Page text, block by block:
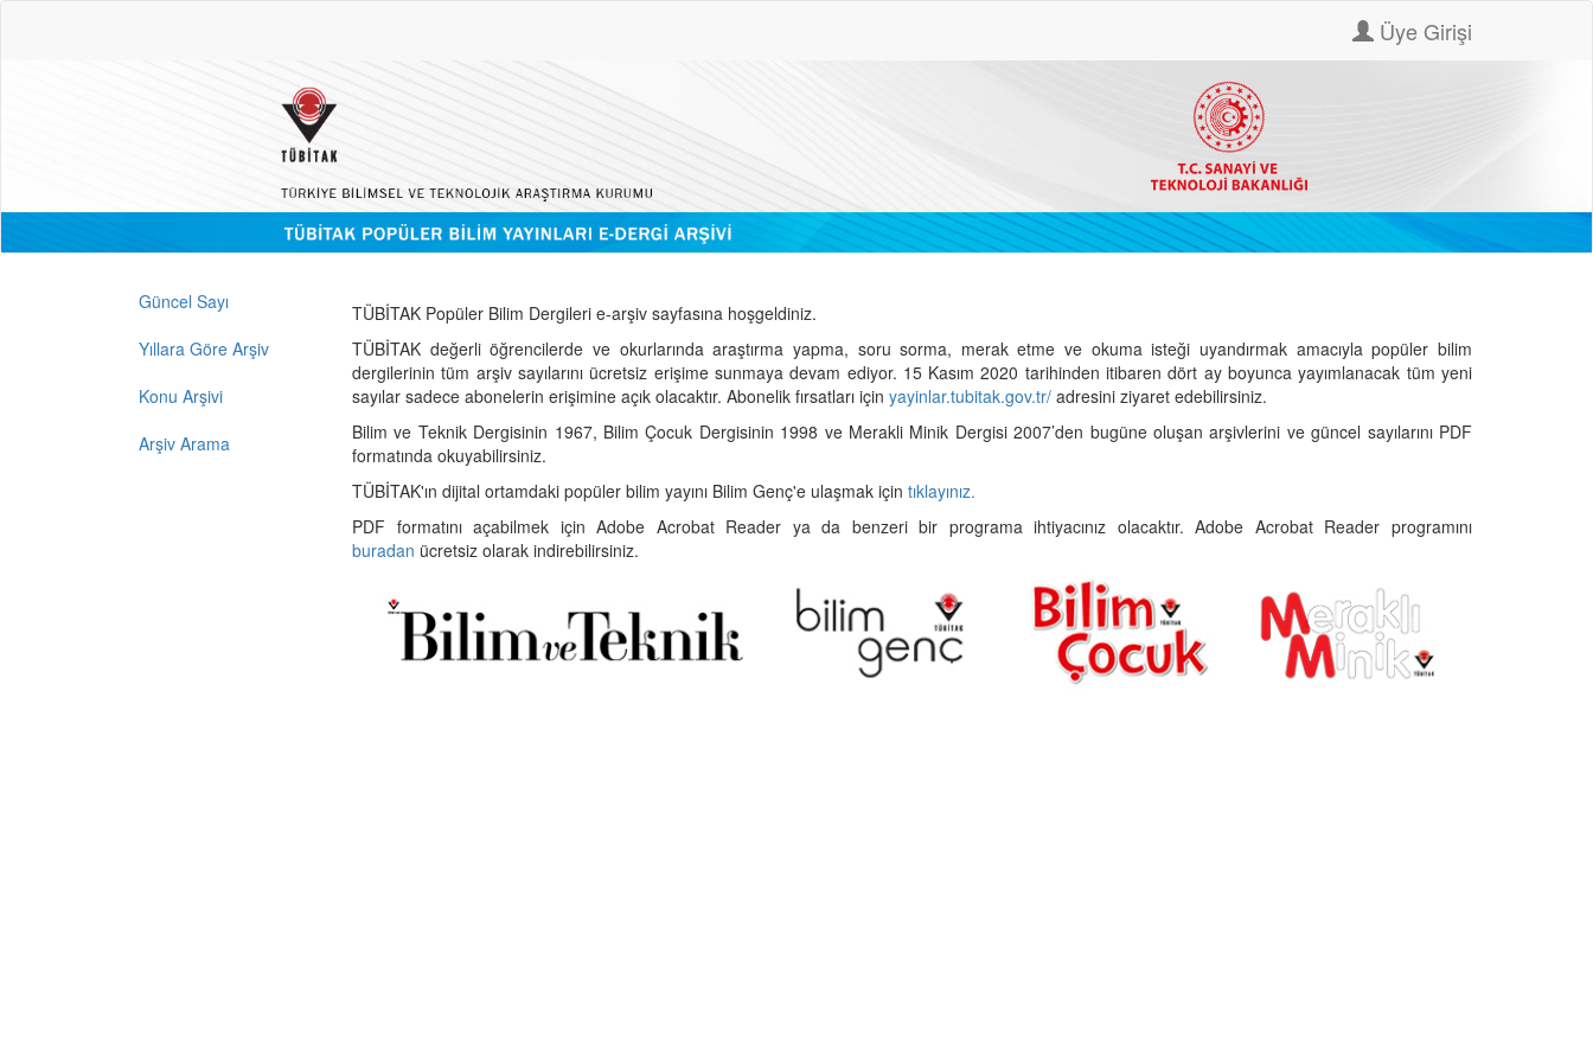
Üye Girişi
Güncel Sayı
Yıllara Göre Arşiv
Konu Arşivi
Arşiv Arama
TÜBİTAK Popüler Bilim Dergileri e-arşiv sayfasına hoşgeldiniz.
TÜBİTAK değerli öğrencilerde ve okurlarında araştırma yapma, soru sorma, merak etme ve okuma isteği uyandırmak amacıyla popüler bilim
dergilerinin tüm arşiv sayılarını ücretsiz erişime sunmaya devam ediyor. 15 Kasım 2020 tarihinden itibaren dört ay boyunca yayımlanacak tüm yeni
sayılar sadece abonelerin erişimine açık olacaktır. Abonelik fırsatları için yayinlar.tubitak.gov.tr/ adresini ziyaret edebilirsiniz.
Bilim ve Teknik Dergisinin 1967, Bilim Çocuk Dergisinin 1998 ve Merakli Minik Dergisi 2007’den bugüne oluşan arşivlerini ve güncel sayılarını PDF
formatında okuyabilirsiniz.
TÜBİTAK'ın dijital ortamdaki popüler bilim yayını Bilim Genç'e ulaşmak için tıklayınız.
PDF formatını açabilmek için Adobe Acrobat Reader ya da benzeri bir programa ihtiyacınız olacaktır. Adobe Acrobat Reader programını
buradan ücretsiz olarak indirebilirsiniz.